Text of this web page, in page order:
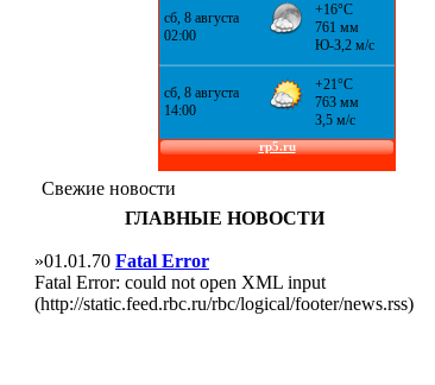
Свежие новости
ГЛАВНЫЕ НОВОСТИ
»01.01.70 Fatal Error
Fatal Error: could not open XML input
(http://static.feed.rbc.ru/rbc/logical/footer/news.rss)